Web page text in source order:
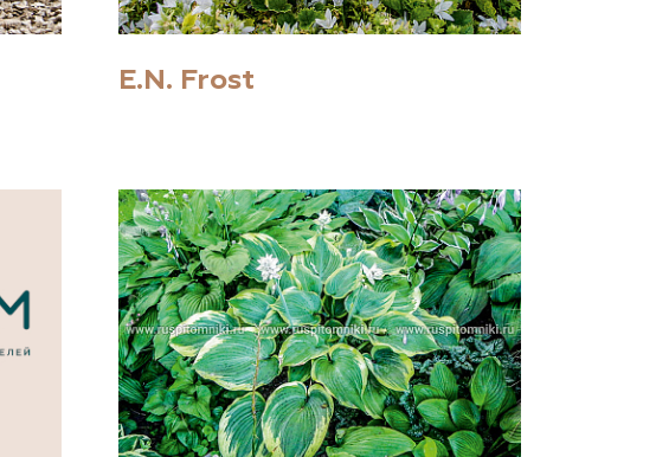
E.N. Frost